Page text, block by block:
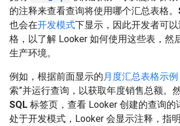
的注释来查看查询将使用哪个汇总表格。
也会在开发模式下显示，因此开发者可
格，以了解 Looker 如何使用这些表，然
生产环境。
例如，根据前面显示的月度汇总表格示例
索”并运行查询，以获取年度销售总额。
SQL 标签页，查看 Looker 创建的查询的
处于开发模式，Looker 会显示注释，指